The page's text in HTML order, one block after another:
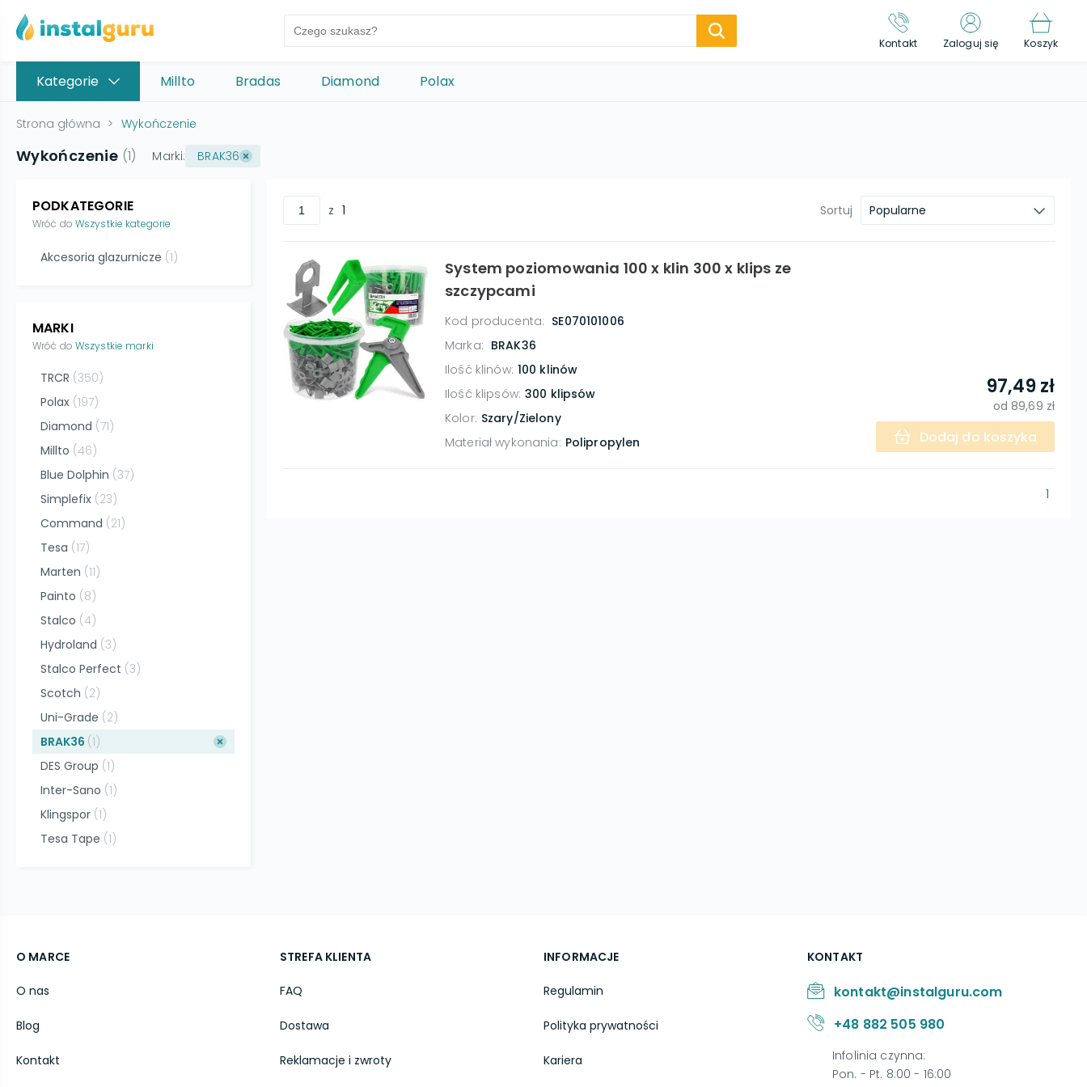
Kontakt Zaloguj się Koszyk
Kategorie Millto Bradas Diamond Polax
Strona główna > Wykończenie
Wykończenie (1) Marki: BRAK36
PODKATEGORIE
Wróć do Wszystkie kategorie
Akcesoria glazurnicze (1)
MARKI
Wróć do Wszystkie marki
TRCR (350)
Polax (197)
Diamond (71)
Millto (46)
Blue Dolphin (37)
Simplefix (23)
Command (21)
Tesa (17)
Marten (11)
Painto (8)
Stalco (4)
Hydroland (3)
Stalco Perfect (3)
Scotch (2)
Uni-Grade (2)
BRAK36 (1)
DES Group (1)
Inter-Sano (1)
Klingspor (1)
Tesa Tape (1)
z 1 Sortuj Popularne
System poziomowania 100 x klin 300 x klips ze
szczypcami
Kod producenta: SE070101006
Marka: BRAK36
Ilość klinów: 100 klinów
Ilość klipsów: 300 klipsów
Kolor: Szary/Zielony
Materiał wykonania: Polipropylen
97,49 zł
od89,69 zł
Dodaj do koszyka
1
O MARCE
O nas
Blog
Kontakt
STREFA KLIENTA
FAQ
Dostawa
Reklamacje i zwroty
INFORMACJE
Regulamin
Polityka prywatności
Kariera
KONTAKT
kontakt@instalguru.com
+48 882 505 980
Infolinia czynna:
Pon. - Pt. 8:00 - 16:00